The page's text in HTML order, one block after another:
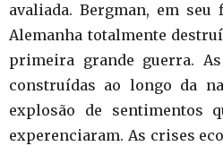
avaliada. Bergman, em
Alemanha totalmente
primeira grande guerra.
construídas ao longo da
explosão de sentimentos
experenciaram. As crises